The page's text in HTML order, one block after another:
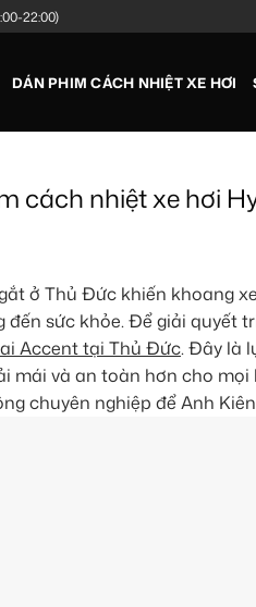
22:00)
DÁN PHIM CÁCH NHIỆT XE HƠI
cách nhiệt xe hơi
ở Thủ Đức khiến khoang
sức khỏe. Để giải quyết
Accent tại Thủ Đức. Đây là
mái và an toàn hơn cho
chuyên nghiệp để Anh